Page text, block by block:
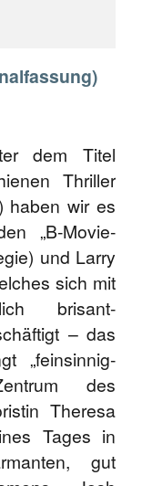
dem Titel
Thriller
haben wir es
„B-Movie-
und Larry
sich mit
brisant-
– das
„feinsinnig-
des
Theresa
Tages in
gut